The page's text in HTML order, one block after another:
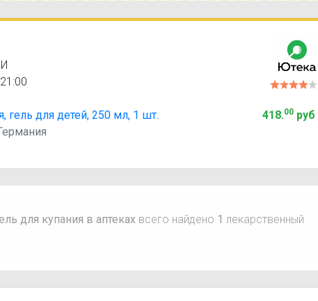
гель для детей, 250 мл, 1 шт.
418.00руб
для купания в аптеках всего найдено 1 лекарственный